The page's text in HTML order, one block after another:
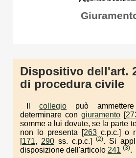
Dispositivo dell'art.
di procedura civile
Ilcollegio può
determinare congiuramento [
somme a lui dovute, se la parte
non lo presenta [263 c.p.c.] o
[171, 290 ss. c.p.c.] (2). Si
disposizione dell'articolo 241 (3).